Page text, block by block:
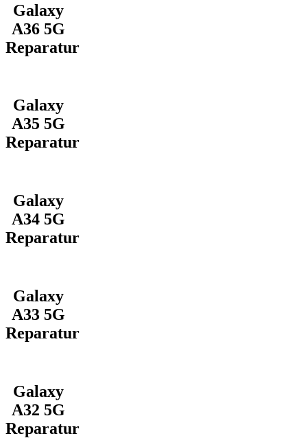
Galaxy
A36 5G
Reparatur
Galaxy
A35 5G
Reparatur
Galaxy
A34 5G
Reparatur
Galaxy
A33 5G
Reparatur
Galaxy
A32 5G
Reparatur